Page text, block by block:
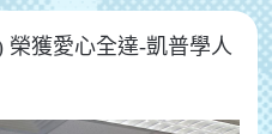
榮獲愛心全達-凱普學人